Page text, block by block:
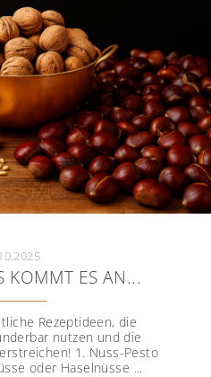
KOMMT ES AN...
Rezeptideen, die
nutzen und die
1. Nuss-Pesto
oder Haselnüsse ...